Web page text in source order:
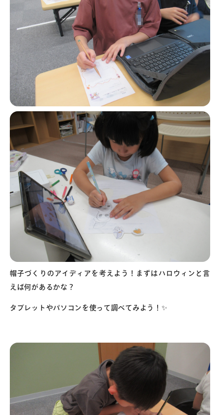
帽子づくりのアイディアを考えよう！まずはハロウィンと言
えば何があるかな？
タブレットやパソコンを使って調べてみよう！✨